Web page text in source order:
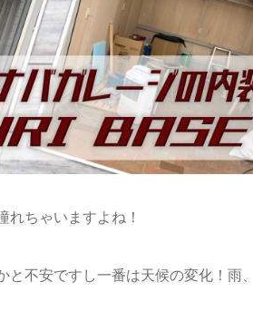
れちゃいますよね！
と不安ですし一番は天候の変化！雨